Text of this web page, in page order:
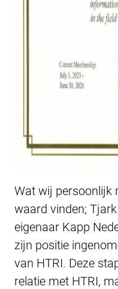
Wat wij persoonlijk
waard vinden;
eigenaar Kapp
zijn positie
van HTRI. Deze
relatie met HTRI,